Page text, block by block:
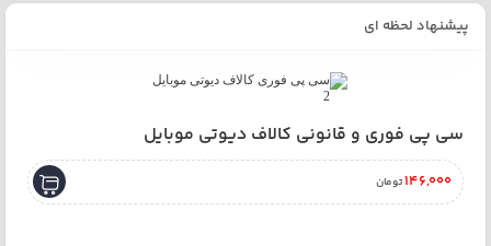
پیشنهاد لحظه ای
سی پی فوری و قانونی کالاف دیوتی موبایل
146,000تومان